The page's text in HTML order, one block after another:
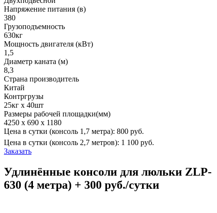
Напряжение питания (в)
380
Грузоподъемность
630кг
Мощность двигателя (кВт)
1,5
Диаметр каната (м)
8,3
Страна производитель
Китай
Контргрузы
25кг х 40шт
Размеры рабочей площадки(мм)
4250 х 690 х 1180
Цена в сутки (консоль 1,7 метра): 800 руб.
Цена в сутки (консоль 2,7 метров): 1 100 руб.
Заказать
Удлинённые консоли для люльки ZLP-
630 (4 метра) + 300 руб./сутки